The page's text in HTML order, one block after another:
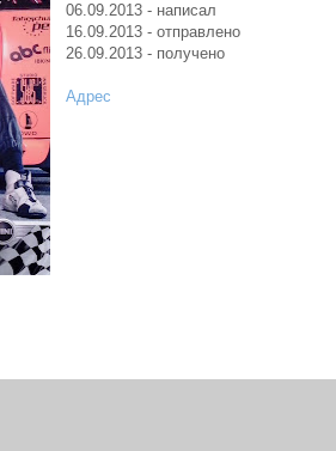
06.09.2013 - написал
16.09.2013 - отправлено
26.09.2013 - получено
Адрес